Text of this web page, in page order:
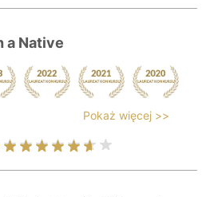
a Native
Pokaż więcej >>